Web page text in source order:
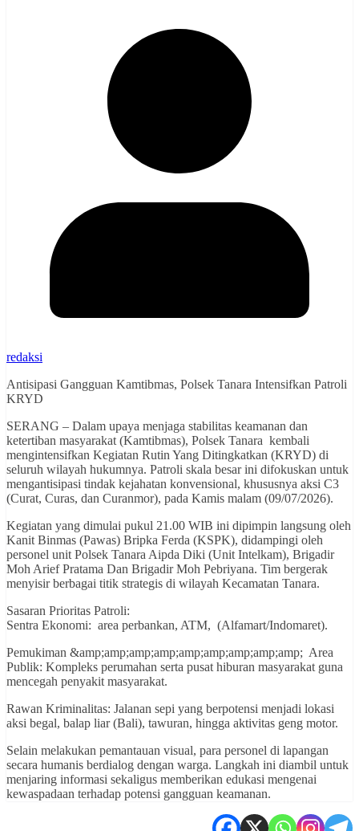
redaksi
Antisipasi Gangguan Kamtibmas, Polsek Tanara Intensifkan Patroli
KRYD
SERANG – Dalam upaya menjaga stabilitas keamanan dan
ketertiban masyarakat (Kamtibmas), Polsek Tanara kembali
mengintensifkan Kegiatan Rutin Yang Ditingkatkan (KRYD) di
seluruh wilayah hukumnya. Patroli skala besar ini difokuskan untuk
mengantisipasi tindak kejahatan konvensional, khususnya aksi C3
(Curat, Curas, dan Curanmor), pada Kamis malam (09/07/2026).
​Kegiatan yang dimulai pukul 21.00 WIB ini dipimpin langsung oleh
Kanit Binmas (Pawas) Bripka Ferda (KSPK), didampingi oleh
personel unit Polsek Tanara Aipda Diki (Unit Intelkam), Brigadir
Moh Arief Pratama Dan Brigadir Moh Pebriyana. Tim bergerak
menyisir berbagai titik strategis di wilayah Kecamatan Tanara.
​Sasaran Prioritas Patroli:
​Sentra Ekonomi: area perbankan, ATM, (Alfamart/Indomaret).
​Pemukiman &amp;amp;amp;amp;amp;amp;amp;amp;amp; Area
Publik: Kompleks perumahan serta pusat hiburan masyarakat guna
mencegah penyakit masyarakat.
​Rawan Kriminalitas: Jalanan sepi yang berpotensi menjadi lokasi
aksi begal, balap liar (Bali), tawuran, hingga aktivitas geng motor.
​Selain melakukan pemantauan visual, para personel di lapangan
secara humanis berdialog dengan warga. Langkah ini diambil untuk
menjaring informasi sekaligus memberikan edukasi mengenai
kewaspadaan terhadap potensi gangguan keamanan.